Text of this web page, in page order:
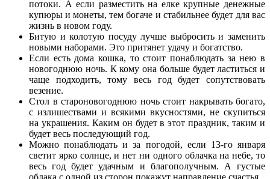
потоки. А если разместить на елке крупные денежные
купюры и монеты, тем богаче и стабильнее будет для вас
жизнь в новом году.
Битую и колотую посуду лучше выбросить и заменить
новыми наборами. Это притянет удачу и богатство.
Если есть дома кошка, то стоит понаблюдать за нею в
новогоднюю ночь. К кому она больше будет ластиться и
чаще подходить, тому весь год будет сопутствовать
везение.
Стол в староновогоднюю ночь стоит накрывать богато,
с излишествами и всякими вкусностями, не скупиться
на украшения. Каким он будет в этот праздник, таким и
будет весь последующий год.
Можно понаблюдать и за погодой, если 13-го января
светит ярко солнце, и нет ни одного облачка на небе, то
весь год будет удачным и благополучным. А густые
облака с одной из сторон покажут направление счастья.